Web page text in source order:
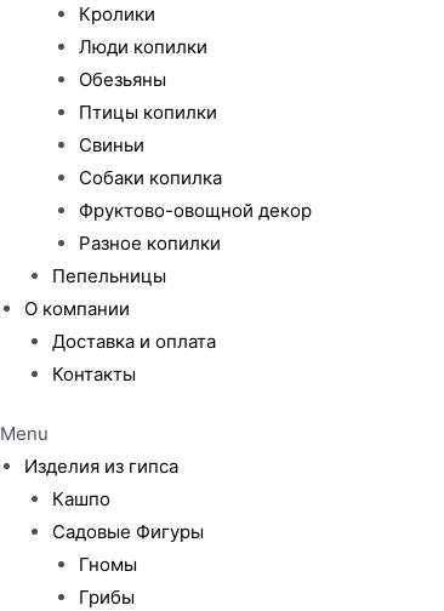
Кролики
Люди копилки
Обезьяны
Птицы копилки
Свиньи
Собаки копилка
Фруктово-овощной декор
Разное копилки
Пепельницы
О компании
Доставка и оплата
Контакты
Menu
Изделия из гипса
Кашпо
Садовые Фигуры
Гномы
Грибы